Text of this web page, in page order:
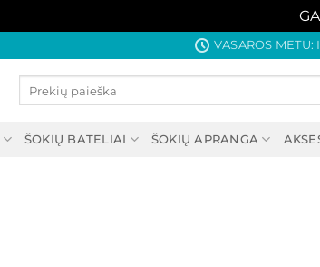
VASAROS
ŠOKIŲ BATELIAI ŠOKIŲ APRANGA